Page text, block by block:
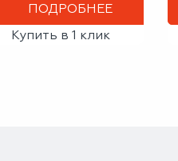
ПОДРОБНЕЕ
Купить в 1 клик